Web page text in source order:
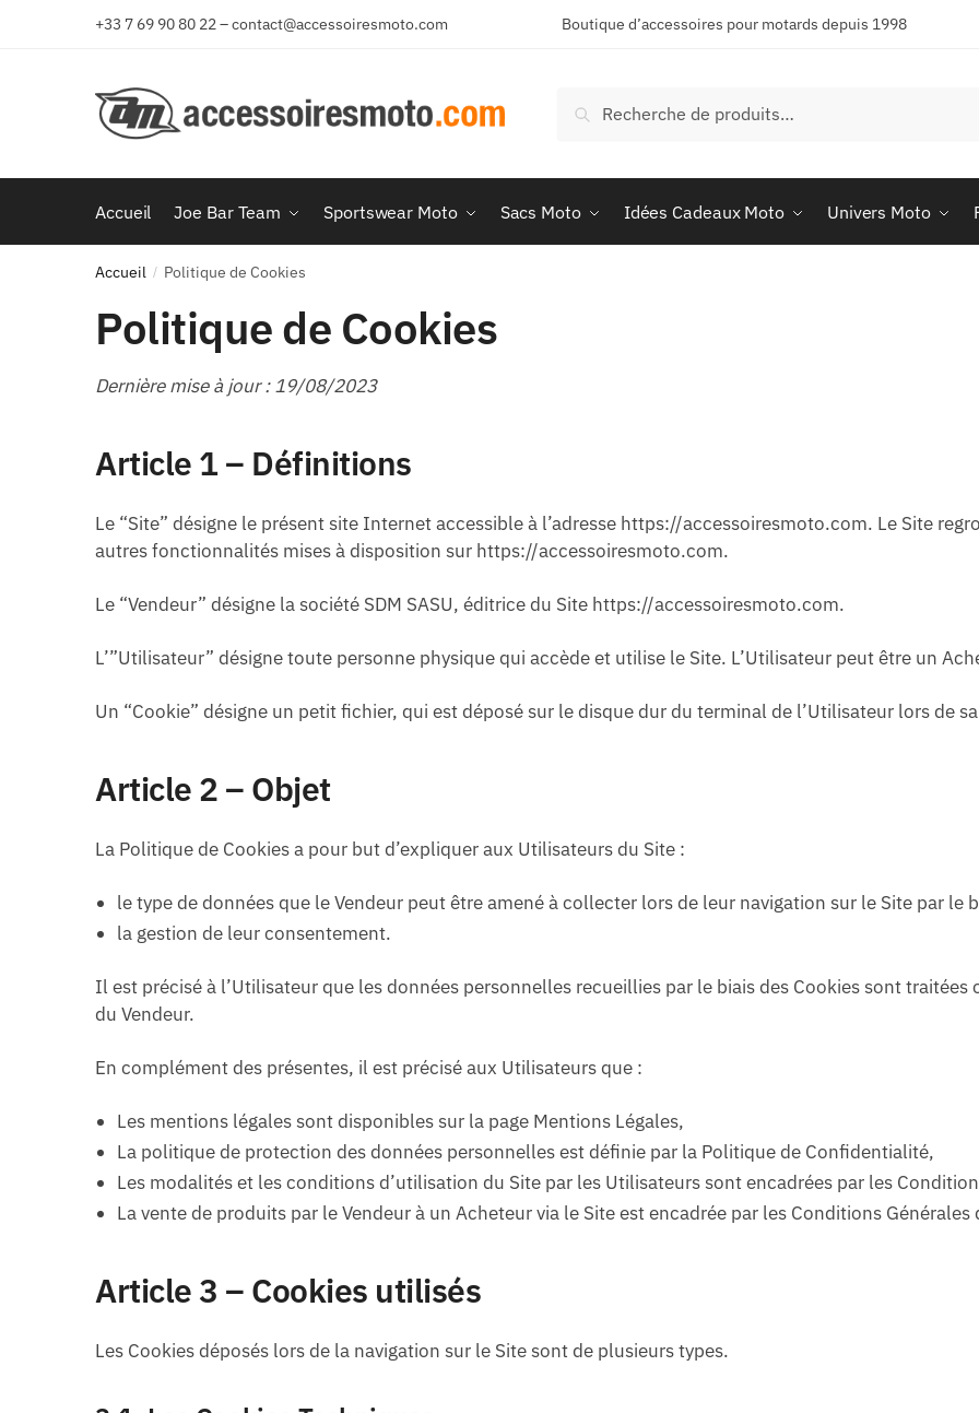
+33 7 69 90 80 22 – contact@accessoiresmoto.com Boutique d’accessoires pour motards depuis 1998
pour :
Recherche
Accueil Joe Bar Team Sportswear Moto Sacs Moto Idées Cadeaux Moto Univers Moto
Accueil / Politique de Cookies
Politique de Cookies
Dernière mise à jour : 19/08/2023
Article 1 – Définitions
Le “Site” désigne le présent site Internet accessible à l’adresse https://accessoiresmoto.com. Le Site
autres fonctionnalités mises à disposition sur https://accessoiresmoto.com.
Le “Vendeur” désigne la société SDM SASU, éditrice du Site https://accessoiresmoto.com.
L’”Utilisateur” désigne toute personne physique qui accède et utilise le Site. L’Utilisateur peut être un
Un “Cookie” désigne un petit fichier, qui est déposé sur le disque dur du terminal de l’Utilisateur lors de
Article 2 – Objet
La Politique de Cookies a pour but d’expliquer aux Utilisateurs du Site :
le type de données que le Vendeur peut être amené à collecter lors de leur navigation sur le Site par le
la gestion de leur consentement.
Il est précisé à l’Utilisateur que les données personnelles recueillies par le biais des Cookies sont
du Vendeur.
En complément des présentes, il est précisé aux Utilisateurs que :
Les mentions légales sont disponibles sur la page Mentions Légales,
La politique de protection des données personnelles est définie par la Politique de Confidentialité,
Les modalités et les conditions d’utilisation du Site par les Utilisateurs sont encadrées par les
La vente de produits par le Vendeur à un Acheteur via le Site est encadrée par les Conditions Générales
Article 3 – Cookies utilisés
Les Cookies déposés lors de la navigation sur le Site sont de plusieurs types.